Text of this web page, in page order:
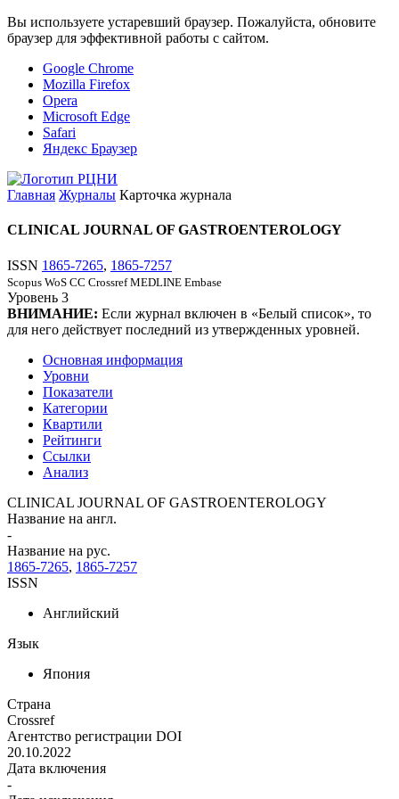
Вы используете устаревший браузер. Пожалуйста, обновите
браузер для эффективной работы с сайтом.
Google Chrome
Mozilla Firefox
Opera
Microsoft Edge
Safari
Яндекс Браузер
Главная Журналы Карточка журнала
CLINICAL JOURNAL OF GASTROENTEROLOGY
ISSN 1865-7265, 1865-7257
Scopus WoS CC Crossref MEDLINE Embase
Уровень 3
ВНИМАНИЕ: Если журнал включен в «Белый список», то
для него действует последний из утвержденных уровней.
Основная информация
Уровни
Показатели
Категории
Квартили
Рейтинги
Ссылки
Анализ
CLINICAL JOURNAL OF GASTROENTEROLOGY
Название на англ.
-
Название на рус.
1865-7265, 1865-7257
ISSN
Английский
Язык
Япония
Страна
Crossref
Агентство регистрации DOI
20.10.2022
Дата включения
-